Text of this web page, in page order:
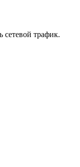
сетевой трафик.